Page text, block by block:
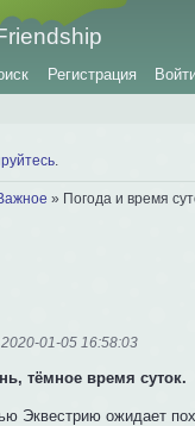
Регистрация
» Погода и время
2020-01-05 16:58:03
тёмное время суток.
Эквестрию ожидает